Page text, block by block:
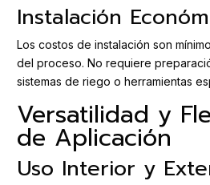
Instalación
Los costos de instalación son
del proceso. No requiere
sistemas de riego o herramientas
Versatilidad y
de Aplicación
Uso Interior y